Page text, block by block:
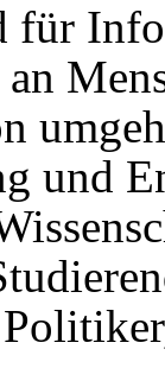
und